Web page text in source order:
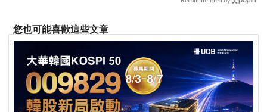
您也可能喜歡這些文章